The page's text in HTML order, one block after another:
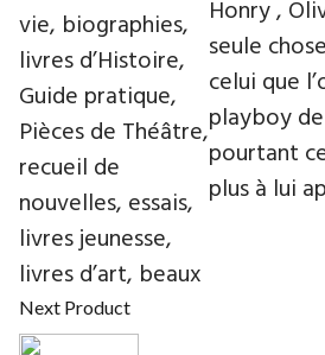
Honry ,
seule
celui que
playboy
pourtant
plus à lui
Next Product
vie, biographies,
livres d’Histoire,
Guide pratique,
Pièces de Théâtre,
recueil de
nouvelles, essais,
livres jeunesse,
livres d’art, beaux